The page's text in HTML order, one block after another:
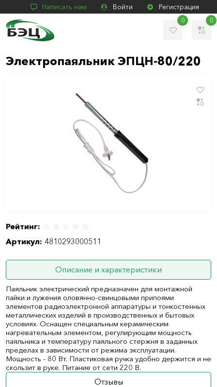
Написать нам Войти Регистрация
0 0
Электропаяльник ЭПЦН-80/220
Рейтинг:
Артикул: 4810293000511
Описание и характеристики
Паяльник электрический предназначен для монтажной
пайки и лужения оловянно-свинцовыми припоями
элементов радиоэлектронной аппаратуры и тонкостенных
металлических изделий в производственных и бытовых
условиях. Оснащен специальным керамическим
нагревательным элементом, регулирующим мощность
паяльника и температуру паяльного стержня в заданных
пределах в зависимости от режима эксплуатации.
Мощность - 80 Вт. Пластиковая ручка удобно держится и не
скользит в руке. Питание от сети 220 В.
Отзывы